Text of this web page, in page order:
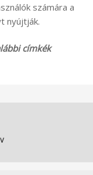
számára a
nyújtják.
címkék